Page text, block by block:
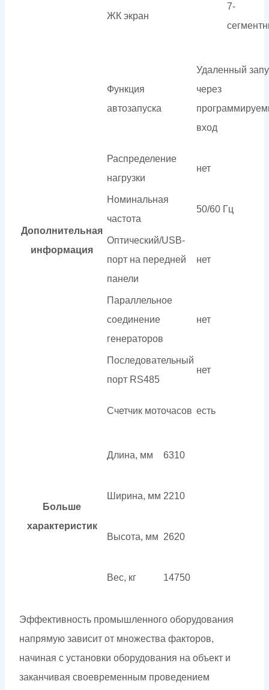
ЖК экран
7-
Дополнительная
информация
Функция
автозапуска
Удаленный
через
вход
Распределение
нагрузки
нет
Номинальная
частота
50/60 Гц
Оптический/USB-
порт на передней
панели
нет
Параллельное
соединение
генераторов
нет
Последовательный
порт RS485
нет
Счетчик моточасов есть
Больше
характеристик
Длина, мм 6310
Ширина, мм 2210
Высота, мм 2620
Вес, кг 14750
Эффективность промышленного оборудования
напрямую зависит от множества факторов,
начиная с установки оборудования на объект и
заканчивая своевременным проведением